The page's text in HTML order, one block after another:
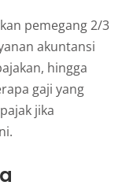
pemegang 2/3
akuntansi
hingga
gaji yang
jika